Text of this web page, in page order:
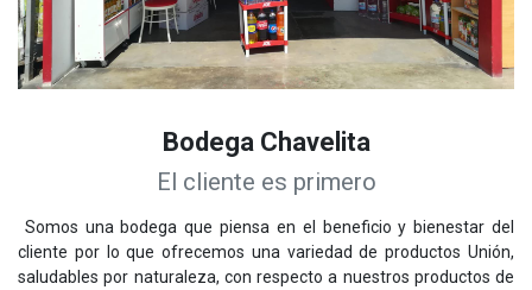
Bodega Chavelita
El cliente es primero
Somos una bodega que piensa en el beneficio y bienestar del
cliente por lo que ofrecemos una variedad de productos Unión,
saludables por naturaleza, con respecto a nuestros productos de